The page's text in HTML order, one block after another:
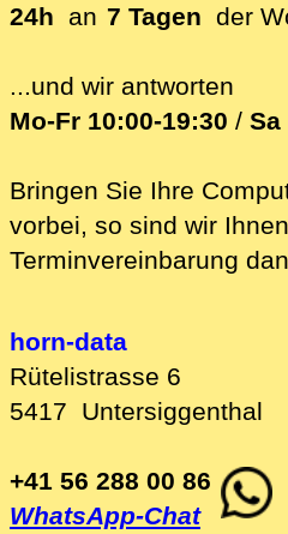
24h an 7 Tagen der
...und wir antworten
Mo-Fr 10:00-19:30 / Sa
Bringen Sie Ihre
vorbei, so sind wir
Terminvereinbarung
horn-data
Rütelistrasse 6
5417 Untersiggenthal
+41 56 288 00 86
WhatsApp-Chat